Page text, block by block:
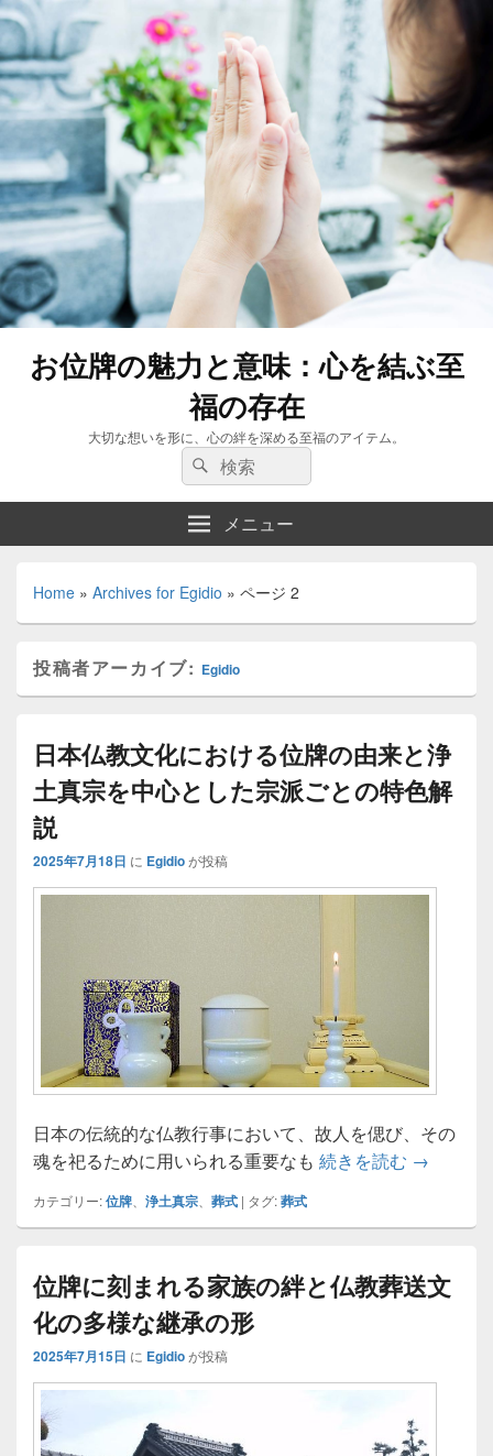
お位牌の魅力と意味：心を結ぶ至
福の存在
大切な想いを形に、心の絆を深める至福のアイテム。
検
索:
検
索
メニュー
Home » Archives for Egidio » ページ 2
投稿者アーカイブ: Egidio
日本仏教文化における位牌の由来と浄
土真宗を中心とした宗派ごとの特色解
説
2025年7月18日 に Egidioが投稿
日本の伝統的な仏教行事において、故人を偲び、その
魂を祀るために用いられる重要なも 続きを読む 日本仏教
→
カテゴリー:位牌 浄土真宗 葬式 | タグ:葬式
位牌に刻まれる家族の絆と仏教葬送文
化の多様な継承の形
2025年7月15日 に Egidioが投稿